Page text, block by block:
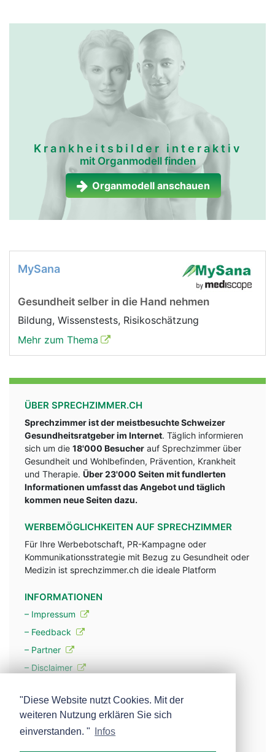
Krankheitsbilder interaktiv
mit Organmodell finden
Organmodell anschauen
MySana
Gesundheit selber in die Hand nehmen
Bildung, Wissenstests, Risikoschätzung
Mehr zum Thema
ÜBER SPRECHZIMMER.CH
Sprechzimmer ist der meistbesuchte Schweizer
Gesundheitsratgeber im Internet. Täglich informieren
sich um die 18'000 Besucher auf Sprechzimmer über
Gesundheit und Wohlbefinden, Prävention, Krankheit
und Therapie. Über 23'000 Seiten mit fundlerten
Informationen umfasst das Angebot und täglich
kommen neue Seiten dazu.
WERBEMÖGLICHKEITEN AUF SPRECHZIMMER
Für Ihre Werbebotschaft, PR-Kampagne oder
Kommunikationsstrategie mit Bezug zu Gesundheit oder
Medizin ist sprechzimmer.ch die ideale Platform
INFORMATIONEN
– Impressum
– Feedback
– Partner
– Disclaimer
– Werbung
– Mehr über unsere Experten
"Diese Website nutzt Cookies. Mit der
weiteren Nutzung erklären Sie sich
einverstanden. "
Infos